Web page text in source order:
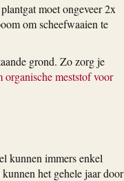
moet ongeveer 2x
om scheefwaaien te
grond. Zo zorg je
organische meststof voor
kunnen immers enkel
het gehele jaar door